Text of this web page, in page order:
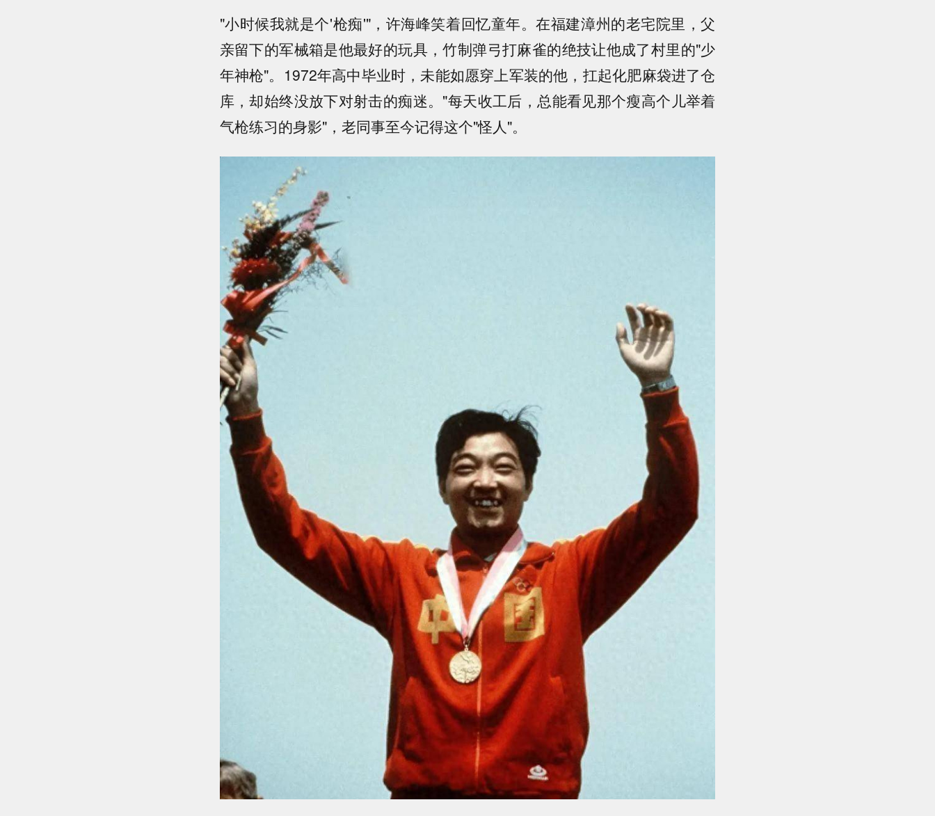
"小时候我就是个'枪痴'"，许海峰笑着回忆童年。在福建漳州的老宅院里，父
亲留下的军械箱是他最好的玩具，竹制弹弓打麻雀的绝技让他成了村里的"少
年神枪"。1972年高中毕业时，未能如愿穿上军装的他，扛起化肥麻袋进了仓
库，却始终没放下对射击的痴迷。"每天收工后，总能看见那个瘦高个儿举着
气枪练习的身影"，老同事至今记得这个"怪人"。